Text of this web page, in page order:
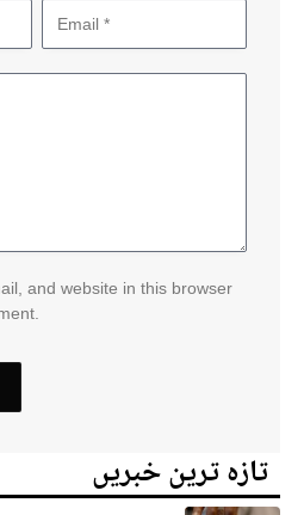
and website in this browser
تازہ ترین خبریں